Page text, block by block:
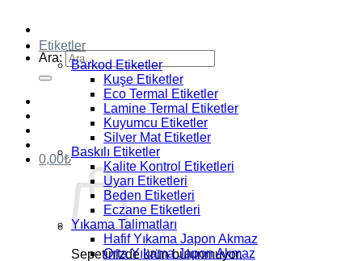
Ara:
0,00₺
Sepetinizde ürün bulunmuyor.
Etiketler
Barkod Etiketler
Kuşe Etiketler
Eco Termal Etiketler
Lamine Termal Etiketler
Kuyumcu Etiketler
Silver Mat Etiketler
Baskılı Etiketler
Kalite Kontrol Etiketleri
Uyarı Etiketleri
Beden Etiketleri
Eczane Etiketleri
Yıkama Talimatları
Hafif Yıkama Japon Akmaz
Orta Yıkama Japon Akmaz